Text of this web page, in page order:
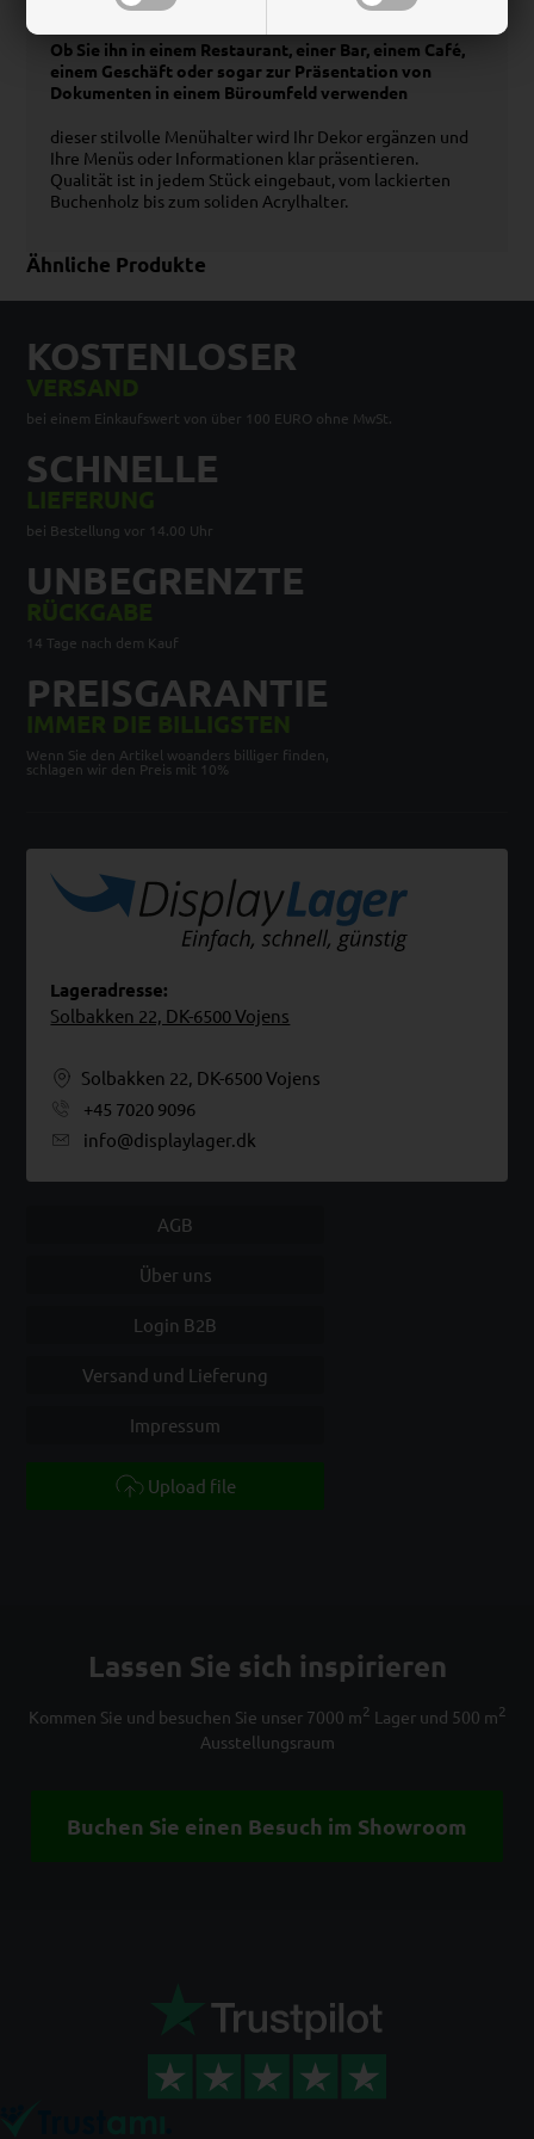
jedem Dekor eine natürliche, moderne Eleganz hinzu.
Ob Sie ihn in einem Restaurant, einer Bar, einem Café,
einem Geschäft oder sogar zur Präsentation von
Dokumenten in einem Büroumfeld verwenden
dieser stilvolle Menühalter wird Ihr Dekor ergänzen und
Ihre Menüs oder Informationen klar präsentieren.
Qualität ist in jedem Stück eingebaut, vom lackierten
Buchenholz bis zum soliden Acrylhalter.
Ähnliche Produkte
KOSTENLOSER
VERSAND
bei einem Einkaufswert von über 100 EURO ohne MwSt.
SCHNELLE
LIEFERUNG
bei Bestellung vor 14.00 Uhr
UNBEGRENZTE
RÜCKGABE
14 Tage nach dem Kauf
PREISGARANTIE
IMMER DIE BILLIGSTEN
Wenn Sie den Artikel woanders billiger finden,
schlagen wir den Preis mit 10%
Lageradresse:
Solbakken 22, DK-6500 Vojens
Solbakken 22, DK-6500 Vojens
+45 7020 9096
info@displaylager.dk
AGB
Über uns
Login B2B
Versand und Lieferung
Impressum
Upload file
Lassen Sie sich inspirieren
Kommen Sie und besuchen Sie unser 7000 m2 Lager und 500 m2
Ausstellungsraum
Buchen Sie einen Besuch im Showroom